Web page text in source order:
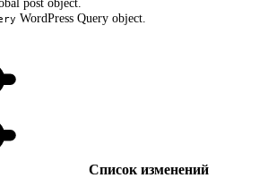
WordPress Query object.
Список изменений